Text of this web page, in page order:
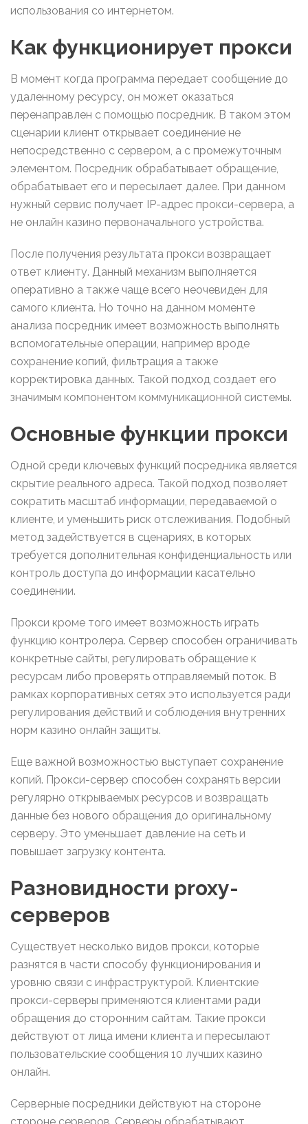
использования со интернетом.
Как функционирует прокси
В момент когда программа передает сообщение до
удаленному ресурсу, он может оказаться
перенаправлен с помощью посредник. В таком этом
сценарии клиент открывает соединение не
непосредственно с сервером, а с промежуточным
элементом. Посредник обрабатывает обращение,
обрабатывает его и пересылает далее. При данном
нужный сервис получает IP-адрес прокси-сервера, а
не онлайн казино первоначального устройства.
После получения результата прокси возвращает
ответ клиенту. Данный механизм выполняется
оперативно а также чаще всего неочевиден для
самого клиента. Но точно на данном моменте
анализа посредник имеет возможность выполнять
вспомогательные операции, например вроде
сохранение копий, фильтрация а также
корректировка данных. Такой подход создает его
значимым компонентом коммуникационной системы.
Основные функции прокси
Одной среди ключевых функций посредника является
скрытие реального адреса. Такой подход позволяет
сократить масштаб информации, передаваемой о
клиенте, и уменьшить риск отслеживания. Подобный
метод задействуется в сценариях, в которых
требуется дополнительная конфиденциальность или
контроль доступа до информации касательно
соединении.
Прокси кроме того имеет возможность играть
функцию контролера. Сервер способен ограничивать
конкретные сайты, регулировать обращение к
ресурсам либо проверять отправляемый поток. В
рамках корпоративных сетях это используется ради
регулирования действий и соблюдения внутренних
норм казино онлайн защиты.
Еще важной возможностью выступает сохранение
копий. Прокси-сервер способен сохранять версии
регулярно открываемых ресурсов и возвращать
данные без нового обращения до оригинальному
серверу. Это уменьшает давление на сеть и
повышает загрузку контента.
Разновидности proxy-
серверов
Существует несколько видов прокси, которые
разнятся в части способу функционирования и
уровню связи с инфраструктурой. Клиентские
прокси-серверы применяются клиентами ради
обращения до сторонним сайтам. Такие прокси
действуют от лица имени клиента и пересылают
пользовательские сообщения 10 лучших казино
онлайн.
Серверные посредники действуют на стороне